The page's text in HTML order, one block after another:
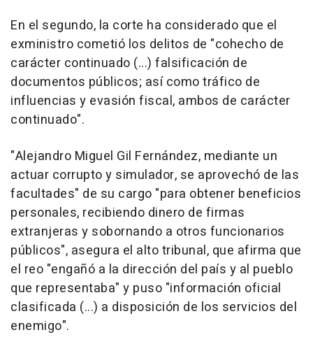
En el segundo, la corte ha considerado que el
exministro cometió los delitos de "cohecho de
carácter continuado (...) falsificación de
documentos públicos; así como tráfico de
influencias y evasión fiscal, ambos de carácter
continuado".
"Alejandro Miguel Gil Fernández, mediante un
actuar corrupto y simulador, se aprovechó de las
facultades" de su cargo "para obtener beneficios
personales, recibiendo dinero de firmas
extranjeras y sobornando a otros funcionarios
públicos", asegura el alto tribunal, que afirma que
el reo "engañó a la dirección del país y al pueblo
que representaba" y puso "información oficial
clasificada (...) a disposición de los servicios del
enemigo".